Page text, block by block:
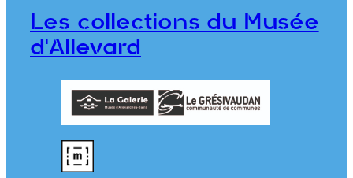
DENIS (1749 – 18..)
976.1.43
Les collections du Musée
d'Allevard